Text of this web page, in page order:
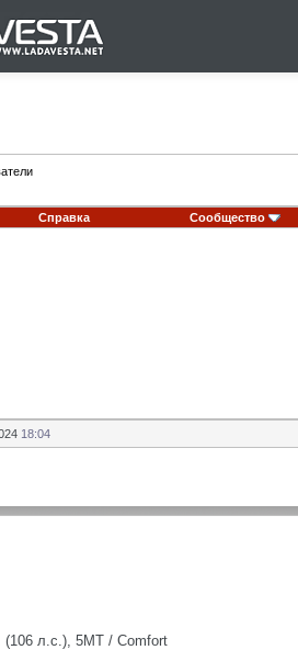
Справка Сообщество
18:04
(106 л.с.), 5МТ / Comfort